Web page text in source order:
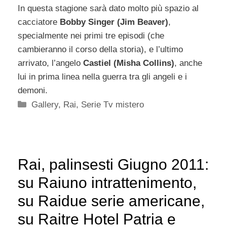
In questa stagione sarà dato molto più spazio al
cacciatore Bobby Singer (Jim Beaver),
specialmente nei primi tre episodi (che
cambieranno il corso della storia), e l’ultimo
arrivato, l’angelo Castiel (Misha Collins), anche
lui in prima linea nella guerra tra gli angeli e i
demoni.
Categorie
Gallery, Rai, Serie Tv mistero
Rai, palinsesti Giugno 2011:
su Raiuno intrattenimento,
su Raidue serie americane,
su Raitre Hotel Patria e